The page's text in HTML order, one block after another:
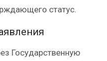
статус.
Государственную